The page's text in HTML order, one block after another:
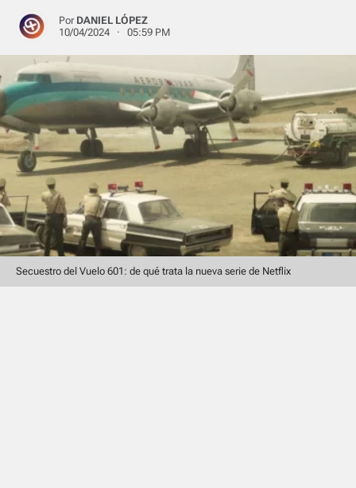
Por DANIEL LÓPEZ
10/04/2024 · 05:59 PM
Secuestro del Vuelo 601: de qué trata la nueva serie de Netflix